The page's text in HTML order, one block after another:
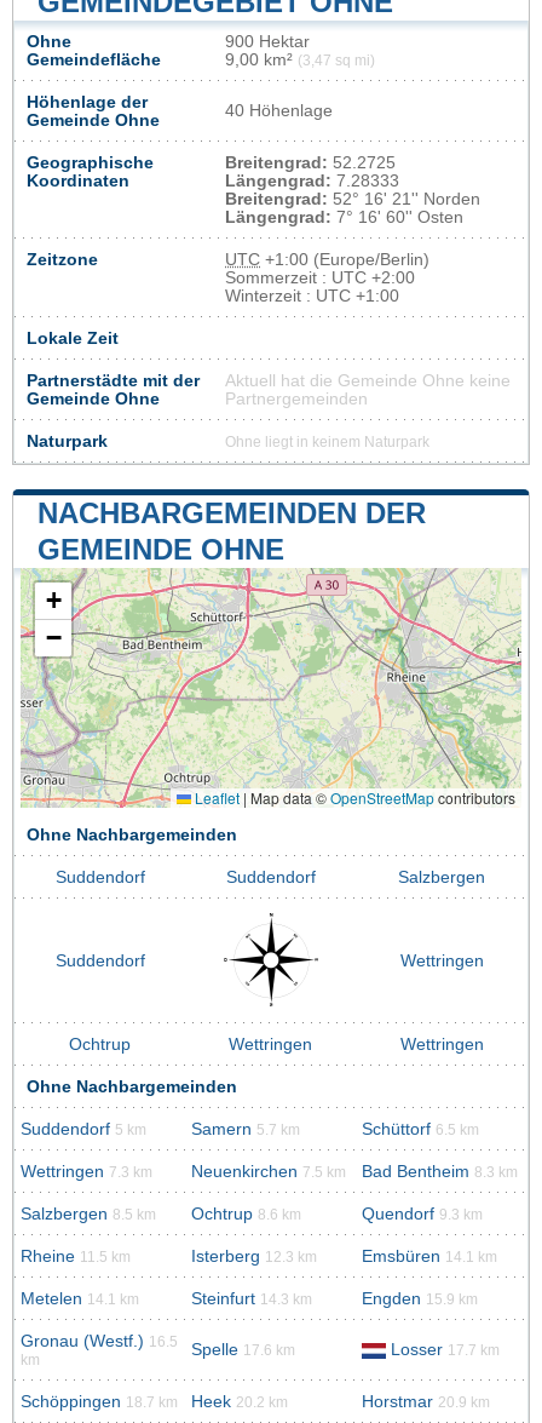
Ohne
Gemeindefläche
900 Hektar
9,00 km² (3,47 sq mi)
Höhenlage der
Gemeinde Ohne
40 Höhenlage
Geographische
Koordinaten
Breitengrad: 52.2725
Längengrad: 7.28333
Breitengrad: 52° 16' 21'' Norden
Längengrad: 7° 16' 60'' Osten
Zeitzone UTC +1:00 (Europe/Berlin)
Sommerzeit : UTC +2:00
Winterzeit : UTC +1:00
Lokale Zeit
Partnerstädte mit der
Gemeinde Ohne
Aktuell hat die Gemeinde Ohne keine
Partnergemeinden
Naturpark Ohne liegt in keinem Naturpark
NACHBARGEMEINDEN DER
GEMEINDE OHNE
+
−
Leaflet | Map data ©OpenStreetMapcontributors
Ohne Nachbargemeinden
Suddendorf Suddendorf Salzbergen
Suddendorf Wettringen
Ochtrup Wettringen Wettringen
Ohne Nachbargemeinden
Suddendorf 5 km Samern 5.7 km Schüttorf 6.5 km
Wettringen 7.3 km Neuenkirchen 7.5 km Bad Bentheim 8.3 km
Salzbergen 8.5 km Ochtrup 8.6 km Quendorf 9.3 km
Rheine 11.5 km Isterberg 12.3 km Emsbüren 14.1 km
Metelen 14.1 km Steinfurt 14.3 km Engden 15.9 km
Gronau (Westf.) 16.5
km
Spelle 17.6 km Losser 17.7 km
Schöppingen 18.7 km Heek 20.2 km Horstmar 20.9 km